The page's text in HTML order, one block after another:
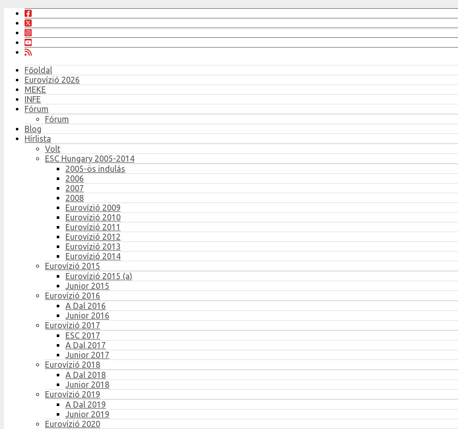
Főoldal
Eurovízió 2026
MEKE
INFE
Fórum
Fórum
Blog
Hírlista
Volt
ESC Hungary 2005-2014
2005-ös indulás
2006
2007
2008
Eurovízió 2009
Eurovízió 2010
Eurovízió 2011
Eurovízió 2012
Eurovízió 2013
Eurovízió 2014
Eurovízió 2015
Eurovízió 2015 (a)
Junior 2015
Eurovízió 2016
A Dal 2016
Junior 2016
Eurovízió 2017
ESC 2017
A Dal 2017
Junior 2017
Eurovízió 2018
A Dal 2018
Junior 2018
Eurovízió 2019
A Dal 2019
Junior 2019
Eurovízió 2020